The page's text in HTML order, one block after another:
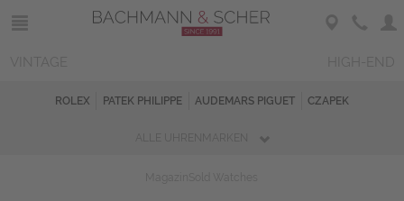
ROLEX PATEK PHILIPPE AUDEMARS PIGUET CZAPEK